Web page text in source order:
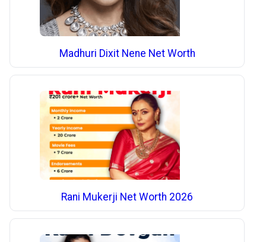
Madhuri Dixit Nene Net Worth
Rani Mukerji Net Worth 2026